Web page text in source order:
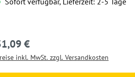
Preis:
€
inkl. MwSt. zzgl. Versandkosten